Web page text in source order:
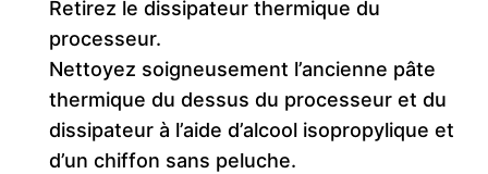
Retirez le dissipateur thermique du
processeur.
Nettoyez soigneusement l’ancienne pâte
thermique du dessus du processeur et du
dissipateur à l’aide d’alcool isopropylique et
d’un chiffon sans peluche.